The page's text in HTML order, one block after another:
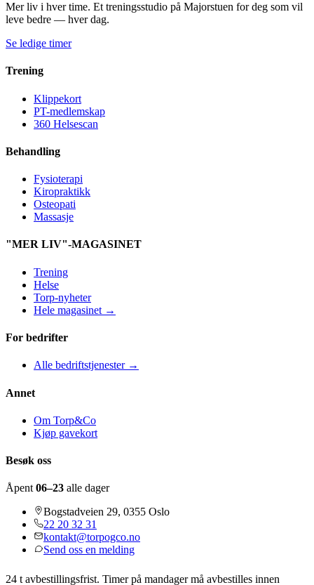
Mer liv i hver time. Et treningsstudio på Majorstuen for deg som vil
leve bedre — hver dag.
Se ledige timer
Trening
Klippekort
PT-medlemskap
360 Helsescan
Behandling
Fysioterapi
Kiropraktikk
Osteopati
Massasje
"MER LIV"-MAGASINET
Trening
Helse
Torp-nyheter
Hele magasinet →
For bedrifter
Alle bedriftstjenester →
Annet
Om Torp&Co
Kjøp gavekort
Besøk oss
Åpent 06–23 alle dager
Bogstadveien 29, 0355 Oslo
22 20 32 31
kontakt@torpogco.no
Send oss en melding
24 t avbestillingsfrist. Timer på mandager må avbestilles innen